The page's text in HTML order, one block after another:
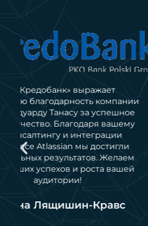
За 9 лет сотрудничества
автоматизировали
сети, разработали
синхронизации и
проектами. Продукты
прошли аудиты. KEY4
надежность и гибкость.
профессионализм и
подход. Продолжаем
в консалтинге и
Сословский